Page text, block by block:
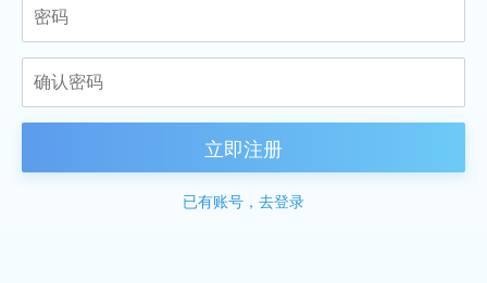
立即注册
已有账号，去登录